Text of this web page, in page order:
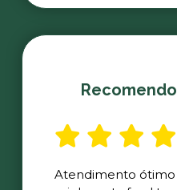
Atendimento ótimo